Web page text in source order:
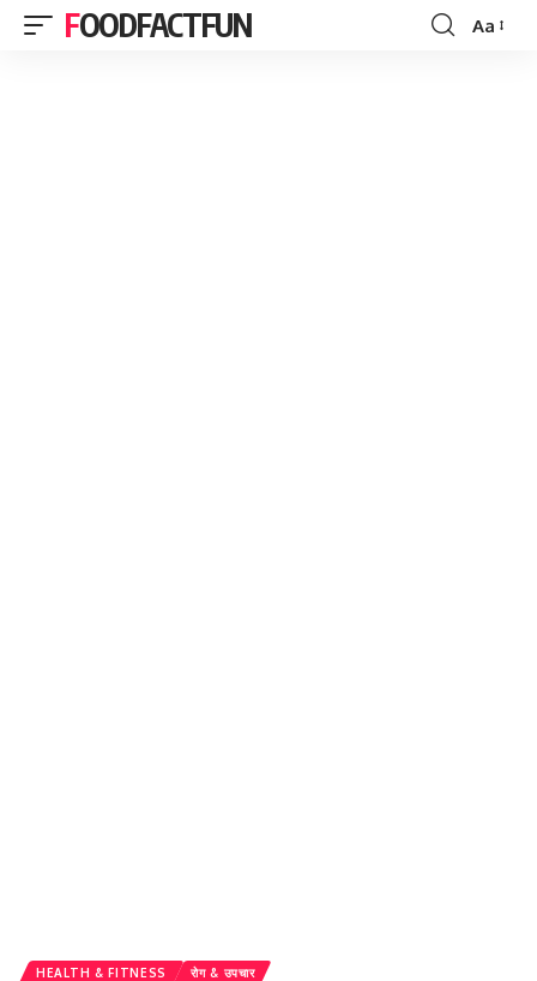
FOODFACTFUN
Font
Aa
HEALTH & FITNESS रोग & उपचार